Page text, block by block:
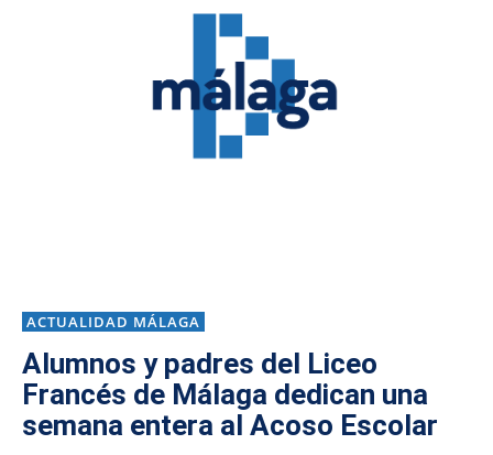
ACTUALIDAD MÁLAGA
Alumnos y padres del Liceo
Francés de Málaga dedican una
semana entera al Acoso Escolar